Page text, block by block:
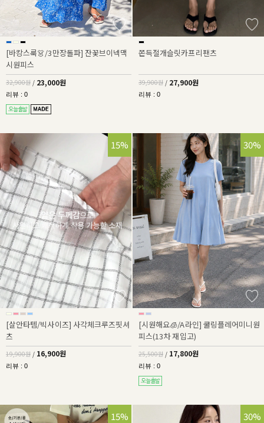
[바캉스룩👗/3만장돌파] 잔꽃브이넥맥
시원피스
32,900원 / 23,000원
리뷰 : 0
쫀득절개슬릿카프리팬츠
39,900원 / 27,900원
리뷰 : 0
15%
[살안타템/빅사이즈] 사각체크루즈핏셔
츠
19,900원 / 16,900원
리뷰 : 0
30%
[시원해요🧊/A라인] 쿨링플레어미니원
피스(13차 재입고)
25,500원 / 17,800원
리뷰 : 0
32%
15% 36%
30%